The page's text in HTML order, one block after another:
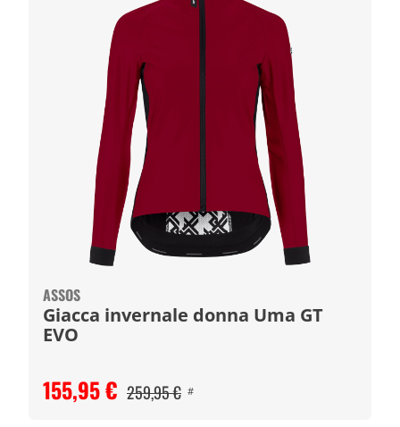
ASSOS
Giacca invernale donna Uma GT
EVO
155,95 € 259,95 € #